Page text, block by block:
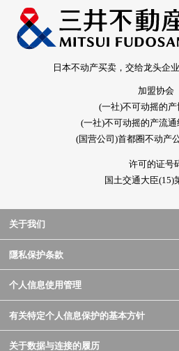
日本不动产买卖，交给龙头企
加盟协会
(一社)不可动摇的产
(一社)不可动摇的产流
(国营公司)首都圈不动产
许可的证号
国土交通大臣(15)
关于我们
隱私保护条款
个人信息使用管理
有关特定个人信息保护的基本方针
关于数据与连接的履历